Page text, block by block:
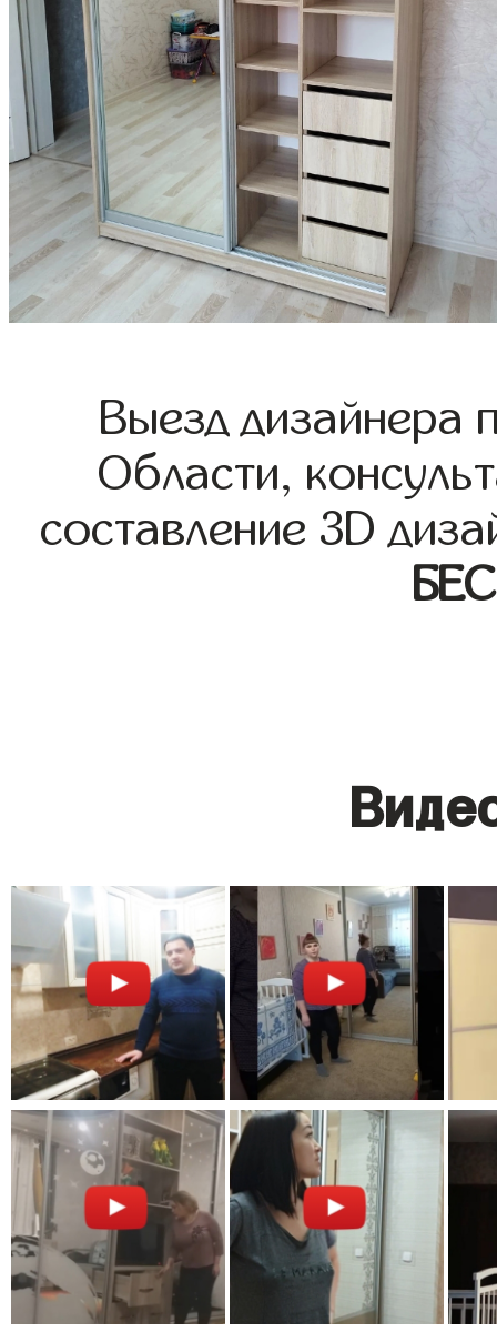
Выезд дизайнера
Области,
составление 3D